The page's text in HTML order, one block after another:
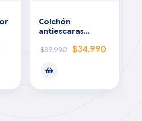
Colchón
antiescaras
motor
$39.990 $34.990